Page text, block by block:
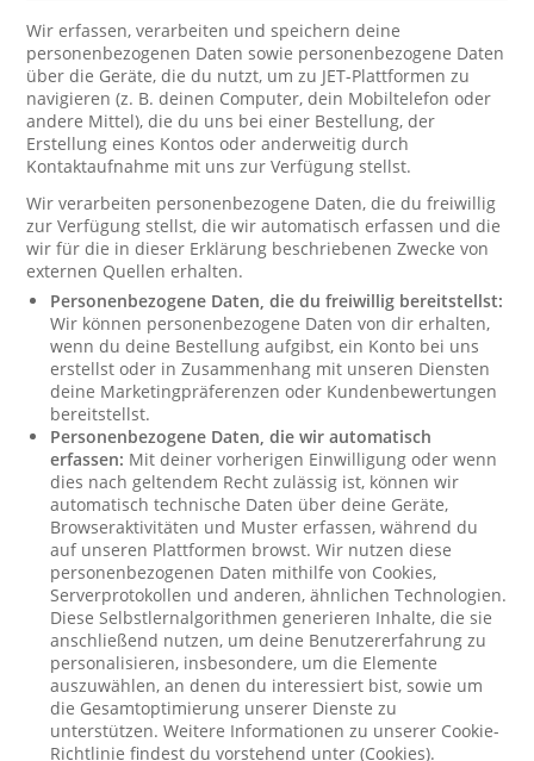
Wir erfassen, verarbeiten und speichern deine
personenbezogenen Daten sowie personenbezogene Daten
über die Geräte, die du nutzt, um zu JET-Plattformen zu
navigieren (z. B. deinen Computer, dein Mobiltelefon oder
andere Mittel), die du uns bei einer Bestellung, der
Erstellung eines Kontos oder anderweitig durch
Kontaktaufnahme mit uns zur Verfügung stellst.
Wir verarbeiten personenbezogene Daten, die du freiwillig
zur Verfügung stellst, die wir automatisch erfassen und die
wir für die in dieser Erklärung beschriebenen Zwecke von
externen Quellen erhalten.
Personenbezogene Daten, die du freiwillig bereitstellst:
Wir können personenbezogene Daten von dir erhalten,
wenn du deine Bestellung aufgibst, ein Konto bei uns
erstellst oder in Zusammenhang mit unseren Diensten
deine Marketingpräferenzen oder Kundenbewertungen
bereitstellst.
Personenbezogene Daten, die wir automatisch
erfassen: Mit deiner vorherigen Einwilligung oder wenn
dies nach geltendem Recht zulässig ist, können wir
automatisch technische Daten über deine Geräte,
Browseraktivitäten und Muster erfassen, während du
auf unseren Plattformen browst. Wir nutzen diese
personenbezogenen Daten mithilfe von Cookies,
Serverprotokollen und anderen, ähnlichen Technologien.
Diese Selbstlernalgorithmen generieren Inhalte, die sie
anschließend nutzen, um deine Benutzererfahrung zu
personalisieren, insbesondere, um die Elemente
auszuwählen, an denen du interessiert bist, sowie um
die Gesamtoptimierung unserer Dienste zu
unterstützen. Weitere Informationen zu unserer Cookie-
Richtlinie findest du vorstehend unter (Cookies).